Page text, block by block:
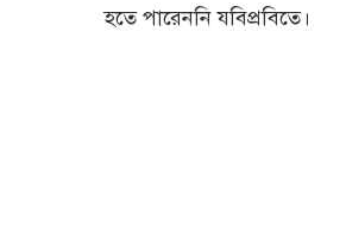
হতে পারেননি যবিপ্রবিতে।